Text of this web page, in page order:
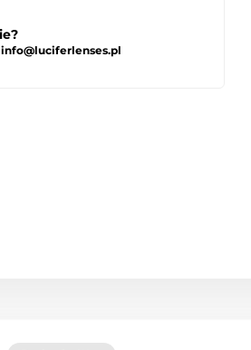
info@luciferlenses.pl